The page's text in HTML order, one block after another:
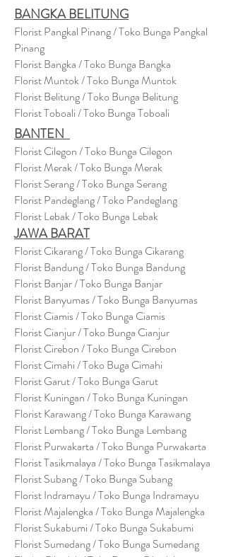
BANGKA BELITUNG
Florist Pangkal Pinang / Toko Bunga Pangkal
Pinang
Florist Bangka / Toko Bunga Bangka
Florist Muntok / Toko Bunga Muntok
Florist Belitung / Toko Bunga Belitung
Florist Toboali / Toko Bunga Toboali
BANTEN
Florist Cilegon / Toko Bunga Cilegon
Florist Merak / Toko Bunga Merak
Florist Serang / Toko Bunga Serang
Florist Pandeglang / Toko Pandeglang
Florist Lebak / Toko Bunga Lebak
JAWA BARAT
Florist Cikarang/ Toko Bunga Cikarang
Florist Bandung / Toko Bunga Bandung
Florist Banjar / Toko Bunga Banjar
Florist Banyumas / Toko Bunga Banyumas
Florist Ciamis / Toko Bunga Ciamis
Florist Cianjur / Toko Bunga Cianjur
Florist Cirebon / Toko Bunga Cirebon
Florist Cimahi / Toko Buga Cimahi
Florist Garut / Toko Bunga Garut
Florist Kuningan / Toko Bunga Kuningan
Florist Karawang / Toko Bunga Karawang
Florist Lembang / Toko Bunga Lembang
Florist Purwakarta / Toko Bunga Purwakarta
Florist Tasikmalaya / Toko Bunga Tasikmalaya
Florist Subang / Toko Bunga Subang
Florist Indramayu / Toko Bunga Indramayu
Florist Majalengka / Toko Bunga Majalengka
Florist Sukabumi / Toko Bunga Sukabumi
Florist Sumedang / Toko Bunga Sumedang